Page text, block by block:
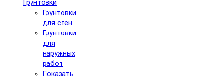
Грунтовки
Грунтовки
для стен
Грунтовки
для
наружных
работ
Показать